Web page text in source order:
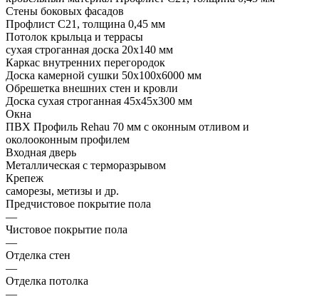
Стены боковых фасадов
Профлист С21, толщина 0,45 мм
Потолок крыльца и террасы
сухая строганная доска 20х140 мм
Каркас внутренних перегородок
Доска камерной сушки 50х100х6000 мм
Обрешетка внешних стен и кровли
Доска сухая строганная 45х45х300 мм
Окна
ПВХ Профиль Rehau 70 мм с оконным отливом и
околооконным профилем
Входная дверь
Металлическая с терморазрывом
Крепеж
саморезы, метизы и др.
Предчистовое покрытие пола
—
Чистовое покрытие пола
—
Отделка стен
—
Отделка потолка
—